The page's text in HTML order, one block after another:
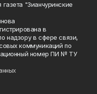
"Зианчуринские
в
надзору в сфере связи,
коммуникаций по
номер ПИ № ТУ